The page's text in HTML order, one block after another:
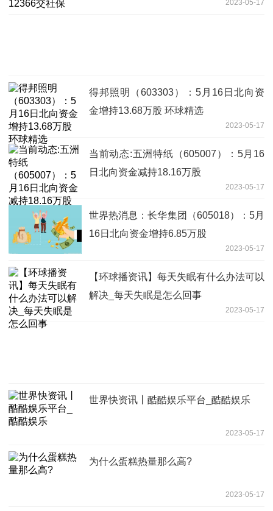
2023-05-17
得邦照明（603303）：5月16日北向资
金增持13.68万股 环球精选
2023-05-17
当前动态:五洲特纸（605007）：5月16
日北向资金减持18.16万股
2023-05-17
世界热消息：长华集团（605018）：5月
16日北向资金增持6.85万股
2023-05-17
【环球播资讯】每天失眠有什么办法可以
解决_每天失眠是怎么回事
2023-05-17
世界快资讯丨酷酷娱乐平台_酷酷娱乐
2023-05-17
为什么蛋糕热量那么高?
2023-05-17